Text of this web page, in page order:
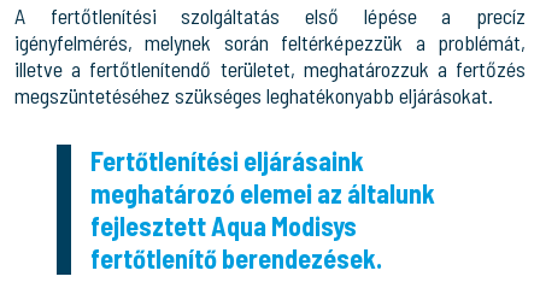
A fertőtlenítési szolgáltatás első lépése a precíz
igényfelmérés, melynek során feltérképezzük a problémát,
illetve a fertőtlenítendő területet, meghatározzuk a fertőzés
megszüntetéséhez szükséges leghatékonyabb eljárásokat.
Fertőtlenítési eljárásaink
meghatározó elemei az általunk
fejlesztett Aqua Modisys
fertőtlenítő berendezések.